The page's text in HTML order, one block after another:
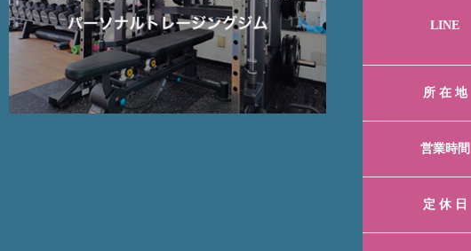
LINE
所 在 地
営業時間
定 休 日